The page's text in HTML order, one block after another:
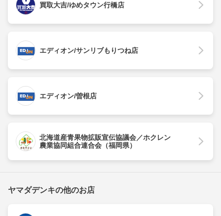
買取大吉/ゆめタウン行橋店
エディオン/サンリブもりつね店
エディオン/曽根店
北海道産青果物拡販宣伝協議会／ホクレン
農業協同組合連合会（福岡県）
ヤマダデンキの他のお店